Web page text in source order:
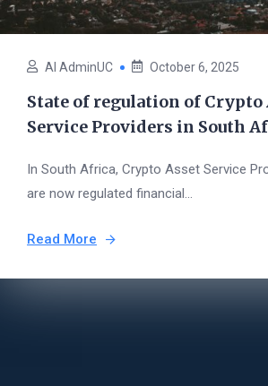
AI AdminUC October 6, 2025
State of regulation of Crypto
Service Providers in South
In South Africa, Crypto Asset Service
are now regulated financial...
Read More